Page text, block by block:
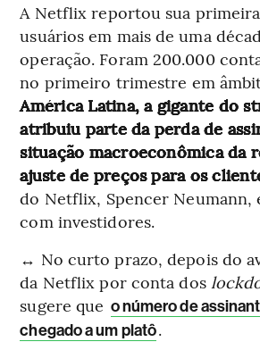
A Netflix reportou sua
usuários em mais de uma
operação. Foram 200.000
no primeiro trimestre em
América Latina, a gigante do
atribuiu parte da perda de
situação macroeconômica da
ajuste de preços para os
do Netflix, Spencer Neumann,
com investidores.
↔️ No curto prazo, depois do
da Netflix por conta dos
sugere que o número de
chegado a um platô.